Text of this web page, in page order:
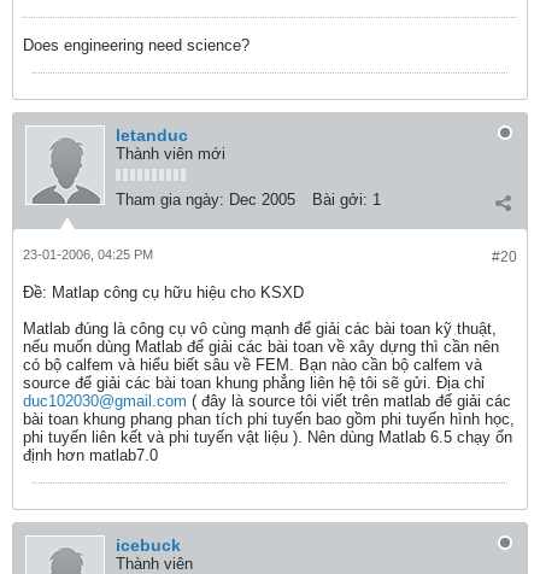
Does engineering need science?
letanduc
Thành viên mới
Tham gia ngày: Dec 2005 Bài gởi: 1
#20
23-01-2006, 04:25 PM
Ðề: Matlap công cụ hữu hiệu cho KSXD
Matlab đúng là công cụ vô cùng mạnh để giải các bài toan kỹ thuật,
nếu muốn dùng Matlab để giải các bài toan về xây dựng thì cần nên
có bộ calfem và hiểu biết sâu về FEM. Bạn nào cần bộ calfem và
source để giải các bài toan khung phẳng liên hệ tôi sẽ gửi. Địa chỉ
duc102030@gmail.com ( đây là source tôi viết trên matlab để giải các
bài toan khung phang phan tích phi tuyến bao gồm phi tuyến hình học,
phi tuyến liên kết và phi tuyến vật liệu ). Nên dùng Matlab 6.5 chạy ổn
định hơn matlab7.0
icebuck
Thành viên